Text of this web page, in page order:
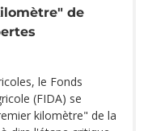
de
le Fonds
(FIDA) se
kilomètre" de la